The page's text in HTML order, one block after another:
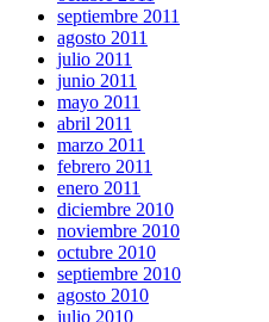
septiembre 2011
agosto 2011
julio 2011
junio 2011
mayo 2011
abril 2011
marzo 2011
febrero 2011
enero 2011
diciembre 2010
noviembre 2010
octubre 2010
septiembre 2010
agosto 2010
julio 2010